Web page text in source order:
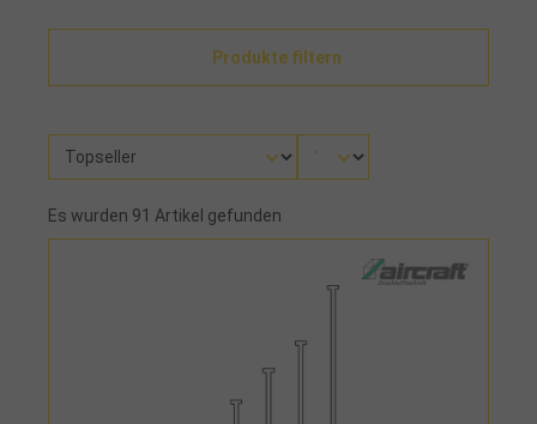
Produkte filtern
Es wurden 91 Artikel gefunden